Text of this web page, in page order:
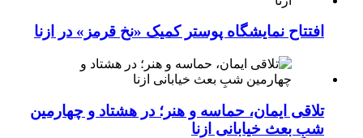
افتتاح نمایشگاه پوستر کمیک «نخ قرمز» در ازنا
تلاقی ایمان، حماسه و هنر؛ در هشتاد و چهارمین
شبِ بعث خیابانی ازنا